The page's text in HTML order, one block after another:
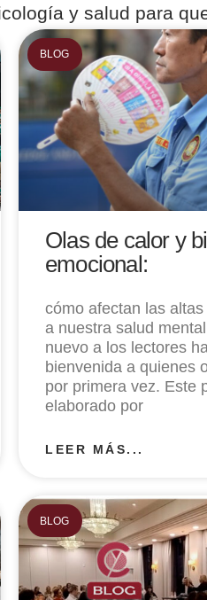
y salud para
BLOG
Olas de calor y
emocional:
cómo afectan las
a nuestra salud
nuevo a los lectores
bienvenida a quienes
por primera vez. Este
elaborado por
LEER MÁS...
BLOG